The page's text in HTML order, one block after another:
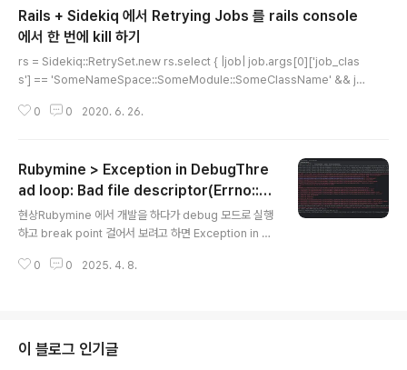
용을 찾을 수 없어서, local variable 로 매번 인스턴스 생성하도록 처리하게
하였음) 여러 인스턴스가 생긴 것에 대해서 Rspec 에서는 자주 쓰이는 expe
Rails + Sidekiq 에서 Retrying Jobs 를 rails console
에서 한 번에 kill 하기
rs = Sidekiq::RetrySet.new rs.select { |job| job.args[0]['job_clas
s'] == 'SomeNameSpace::SomeModule::SomeClassName' && jo
_1_count) .each { |job| job.delete }
0 0 2020. 6. 26.
Rubymine > Exception in DebugThre
ad loop: Bad file descriptor(Errno::EB
ADF) 발생 시
현상Rubymine 에서 개발을 하다가 debug 모드로 실행
하고 break point 걸어서 보려고 하면 Exception in D
ADF) 이런 오류가 발생하면서 안 되는 경우가 있다. 해결
면 해결이 된다. 원인puma 가 multi processes 모드
(a.k.a. cluster mode)로 실행되면 [38032] * Mast
0 0 2025. 4. 8.
이 블로그 인기글